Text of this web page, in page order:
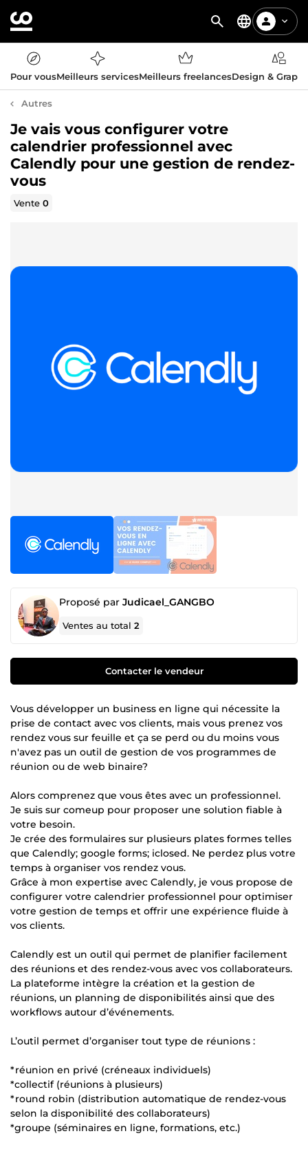
Pour vousMeilleurs servicesMeilleurs freelancesDesign &
Autres
Je vais vous configurer votre
calendrier professionnel avec
Calendly pour une gestion de rendez-
vous
Vente0
Proposé par Judicael_GANGBO
Ventes au total2
Contacter le vendeur
Vous développer un business en ligne qui nécessite la
prise de contact avec vos clients, mais vous prenez vos
rendez vous sur feuille et ça se perd ou du moins vous
n'avez pas un outil de gestion de vos programmes de
réunion ou de web binaire?
Alors comprenez que vous êtes avec un professionnel.
Je suis sur comeup pour proposer une solution fiable à
votre besoin.
Je crée des formulaires sur plusieurs plates formes telles
que Calendly; google forms; iclosed. Ne perdez plus votre
temps à organiser vos rendez vous.
Grâce à mon expertise avec Calendly, je vous propose de
configurer votre calendrier professionnel pour optimiser
votre gestion de temps et offrir une expérience fluide à
vos clients.
Calendly est un outil qui permet de planifier facilement
des réunions et des rendez-vous avec vos collaborateurs.
La plateforme intègre la création et la gestion de
réunions, un planning de disponibilités ainsi que des
workflows autour d’événements.
L’outil permet d’organiser tout type de réunions :
*réunion en privé (créneaux individuels)
*collectif (réunions à plusieurs)
*round robin (distribution automatique de rendez-vous
selon la disponibilité des collaborateurs)
*groupe (séminaires en ligne, formations, etc.)